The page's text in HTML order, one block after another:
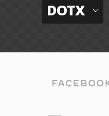
DOTX